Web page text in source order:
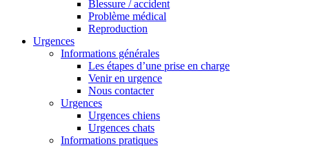
Blessure / accident
Problème médical
Reproduction
Urgences
Informations générales
Les étapes d’une prise en charge
Venir en urgence
Nous contacter
Urgences
Urgences chiens
Urgences chats
Informations pratiques